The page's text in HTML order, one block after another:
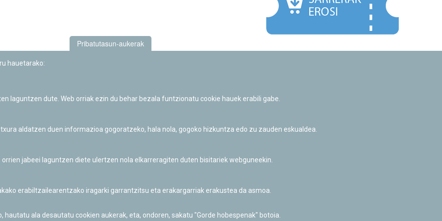
Informazio publikoa eskatzeko baimena
Pribatutasun-aukerak
hauetarako:
laguntzen dute. Web orriak ezin du behar bezala funtzionatu cookie hauek erabili gabe.
aldatzen duen informazioa gogoratzeko, hala nola, gogoko hizkuntza edo zu zauden eskualdea.
jabeei laguntzen diete ulertzen nola elkarreragiten duten bisitariek webguneekin.
erabiltzailearentzako iragarki garrantzitsu eta erakargarriak erakustea da asmoa.
ala desautatu cookien aukerak, eta, ondoren, sakatu "Gorde hobespenak" botoia.